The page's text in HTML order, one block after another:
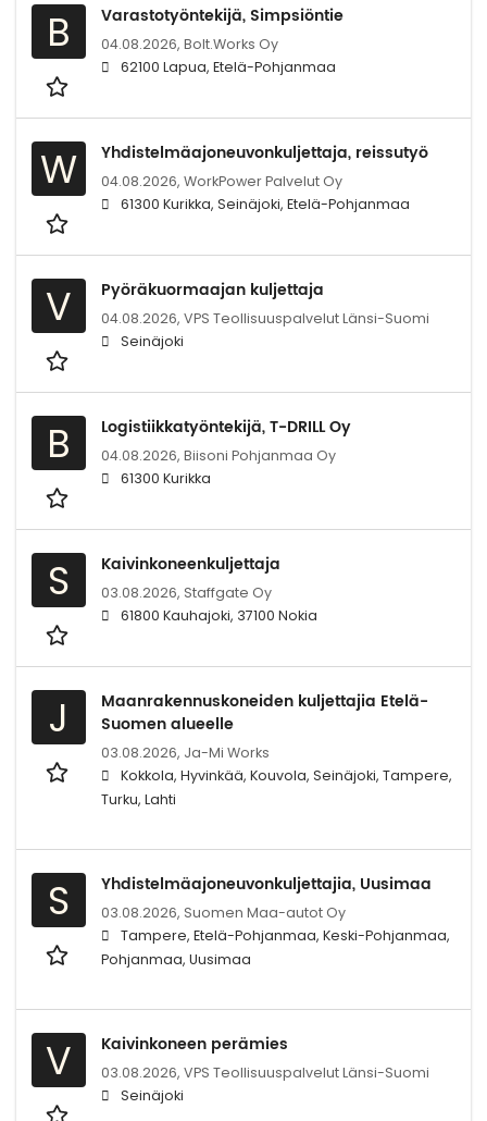
B Varastotyöntekijä, Simpsiöntie
04.08.2026, Bolt.Works Oy
62100 Lapua, Etelä-Pohjanmaa
W Yhdistelmäajoneuvonkuljettaja, reissutyö
04.08.2026, WorkPower Palvelut Oy
61300 Kurikka, Seinäjoki, Etelä-Pohjanmaa
V Pyöräkuormaajan kuljettaja
04.08.2026, VPS Teollisuuspalvelut Länsi-Suomi
Seinäjoki
B Logistiikkatyöntekijä, T-DRILL Oy
04.08.2026, Biisoni Pohjanmaa Oy
61300 Kurikka
S Kaivinkoneenkuljettaja
03.08.2026, Staffgate Oy
61800 Kauhajoki, 37100 Nokia
J
Maanrakennuskoneiden kuljettajia Etelä-
Suomen alueelle
03.08.2026, Ja-Mi Works
Kokkola, Hyvinkää, Kouvola, Seinäjoki, Tampere,
Turku, Lahti
S Yhdistelmäajoneuvonkuljettajia, Uusimaa
03.08.2026, Suomen Maa-autot Oy
Tampere, Etelä-Pohjanmaa, Keski-Pohjanmaa,
Pohjanmaa, Uusimaa
V Kaivinkoneen perämies
03.08.2026, VPS Teollisuuspalvelut Länsi-Suomi
Seinäjoki